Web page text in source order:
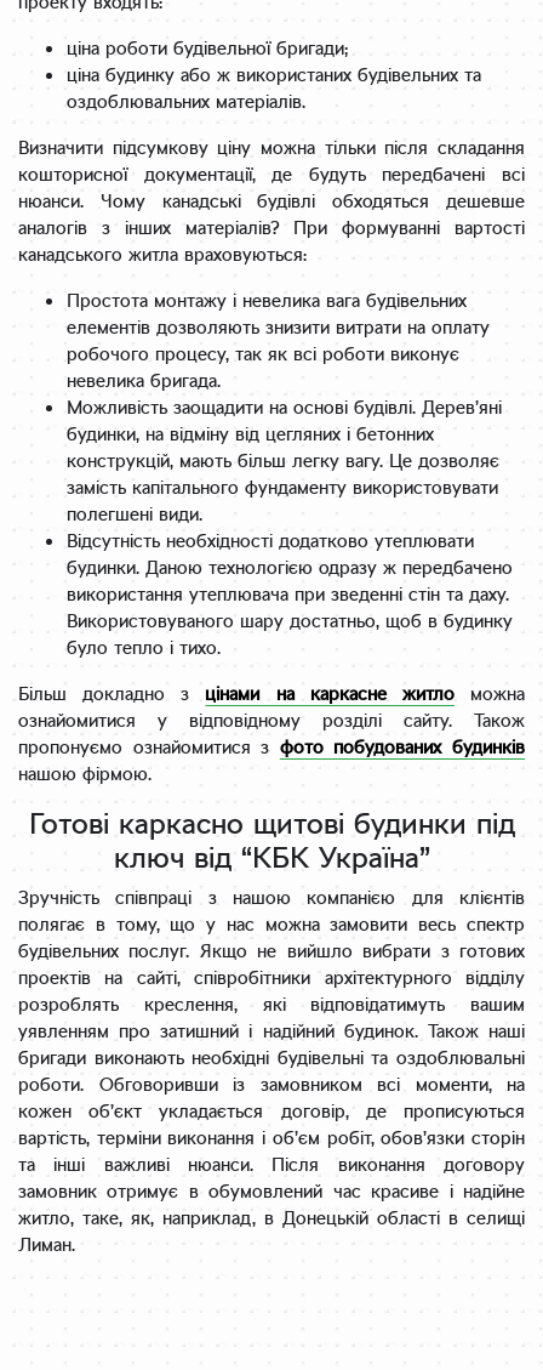
ціна роботи будівельної бригади;
ціна будинку або ж використаних будівельних та
оздоблювальних матеріалів.
Визначити підсумкову ціну можна тільки після складання
кошторисної документації, де будуть передбачені всі
нюанси. Чому канадські будівлі обходяться дешевше
аналогів з інших матеріалів? При формуванні вартості
канадського житла враховуються:
Простота монтажу і невелика вага будівельних
елементів дозволяють знизити витрати на оплату
робочого процесу, так як всі роботи виконує
невелика бригада.
Можливість заощадити на основі будівлі. Дерев’яні
будинки, на відміну від цегляних і бетонних
конструкцій, мають більш легку вагу. Це дозволяє
замість капітального фундаменту використовувати
полегшені види.
Відсутність необхідності додатково утеплювати
будинки. Даною технологією одразу ж передбачено
використання утеплювача при зведенні стін та даху.
Використовуваного шару достатньо, щоб в будинку
було тепло і тихо.
Більш докладно з цінами на каркасне житломожна
ознайомитися у відповідному розділі сайту. Також
пропонуємо ознайомитися з фото побудованих будинків
нашою фірмою.
Готові каркасно щитові будинки під
ключ від “КБК Україна”
Зручність співпраці з нашою компанією для клієнтів
полягає в тому, що у нас можна замовити весь спектр
будівельних послуг. Якщо не вийшло вибрати з готових
проектів на сайті, співробітники архітектурного відділу
розроблять креслення, які відповідатимуть вашим
уявленням про затишний і надійний будинок. Також наші
бригади виконають необхідні будівельні та оздоблювальні
роботи. Обговоривши із замовником всі моменти, на
кожен об’єкт укладається договір, де прописуються
вартість, терміни виконання і об’єм робіт, обов’язки сторін
та інші важливі нюанси. Після виконання договору
замовник отримує в обумовлений час красиве і надійне
житло, таке, як, наприклад, в Донецькій області в селищі
Лиман.